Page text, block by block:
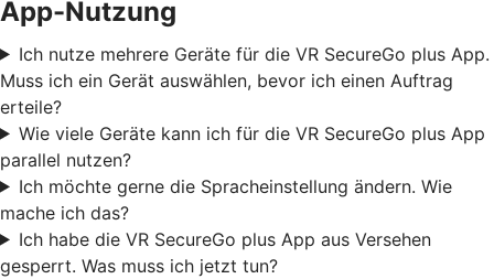
App-Nutzung
Ich nutze mehrere Geräte für die VR SecureGo plus App.
Muss ich ein Gerät auswählen, bevor ich einen Auftrag
erteile?
Wie viele Geräte kann ich für die VR SecureGo plus App
parallel nutzen?
Ich möchte gerne die Spracheinstellung ändern. Wie
mache ich das?
Ich habe die VR SecureGo plus App aus Versehen
gesperrt. Was muss ich jetzt tun?